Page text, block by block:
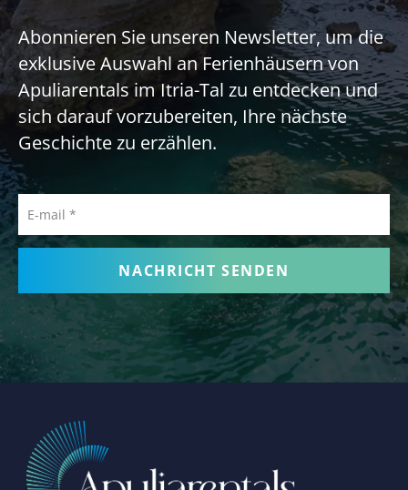
Abonnieren Sie unseren Newsletter, um die
exklusive Auswahl an Ferienhäusern von
Apuliarentals im Itria-Tal zu entdecken und
sich darauf vorzubereiten, Ihre nächste
Geschichte zu erzählen.